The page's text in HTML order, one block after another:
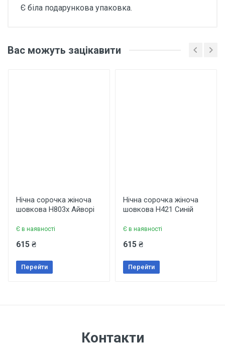
Є біла подарункова упаковка.
Колір
Бренд
Країна виробник
Подарункова упаковка
сіткою Н1091 Синій
Рейтинг
Ваше ім'я
Вас можуть зацікавити
Нічна сорочка жіноча
шовкова Н803х Айворі
Є в наявності
615 ₴
Перейти
Нічна сорочка жіноча
шовкова Н421 Синій
Є в наявності
615 ₴
Перейти
Контакти